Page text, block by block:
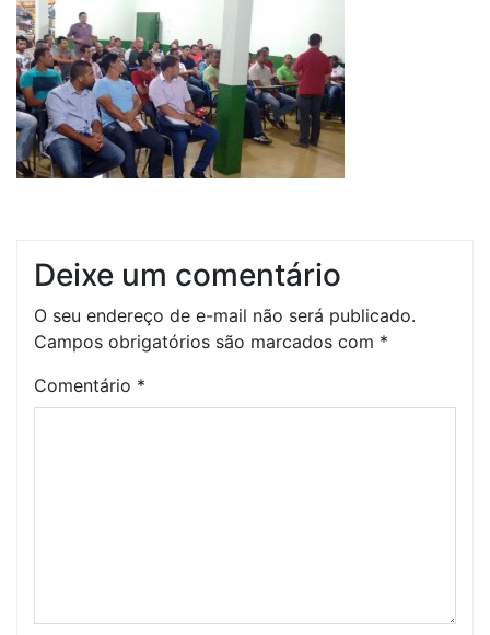
Deixe um comentário
O seu endereço de e-mail não será publicado.
Campos obrigatórios são marcados com *
Comentário *